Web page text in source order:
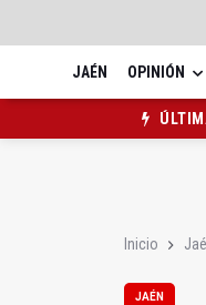
JAÉN OPINIÓN
Inicio
JAÉN